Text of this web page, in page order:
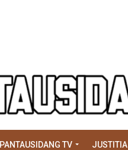
PANTAUSIDANG TV JUSTITIA